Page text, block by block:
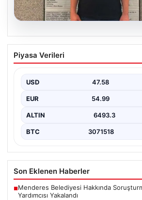
05.08.2026
Adli kontrolle serbest
Can Bursalı’nın X hesabına
Engeli Kaldırıldıktan Sonra Yeniden
"content": "Basın…
Piyasa Verileri
USD 47.58
EUR 54.99
ALTIN 6493.3
BTC 3071518
Son Eklenen Haberler
■Menderes Belediyesi Hakkında
Yardımcısı Yakalandı